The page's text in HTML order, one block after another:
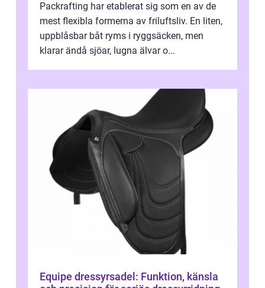
Packrafting har etablerat sig som en av de
mest flexibla formerna av friluftsliv. En liten,
uppblåsbar båt ryms i ryggsäcken, men
klarar ändå sjöar, lugna älvar o...
Equipe dressyrsadel: Funktion, känsla